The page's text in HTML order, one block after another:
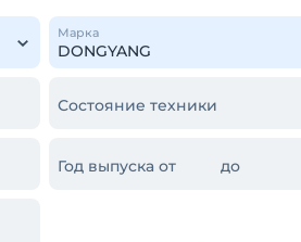
Марка
Состояние техники
Год выпуска от до